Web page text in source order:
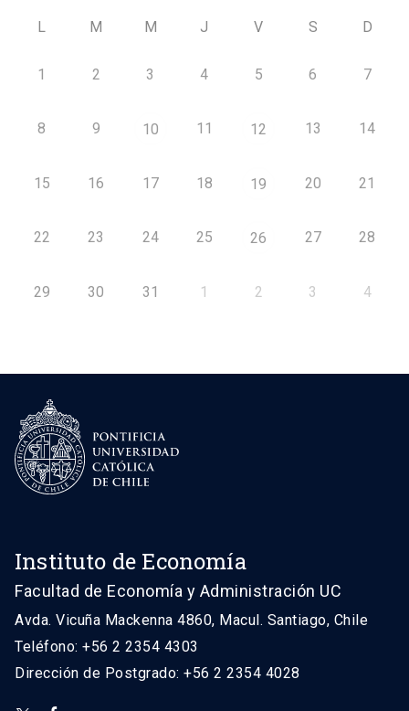
L M M J V S D
1 2 3 4 5 6 7
8 9 10 11 12 13 14
15 16 17 18 19 20 21
22 23 24 25 26 27 28
29 30 31 1 2 3 4
Instituto de Economía
Facultad de Economía y Administración UC
Avda. Vicuña Mackenna 4860, Macul. Santiago, Chile
Teléfono: +56 2 2354 4303
Dirección de Postgrado: +56 2 2354 4028